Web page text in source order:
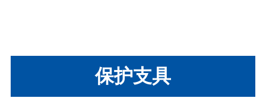
保护支具